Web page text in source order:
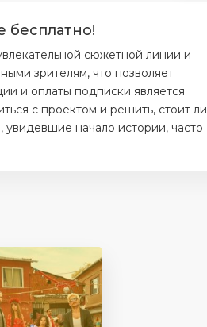
бесплатно!
сюжетной линии и
зрителям, что позволяет
и оплаты подписки является
с проектом и решить, стоит ли
увидевшие начало истории, часто